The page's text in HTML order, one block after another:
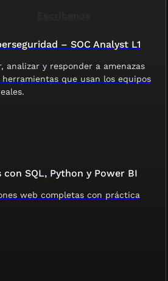
– SOC Analyst L1
analizar y responder a amenazas
que usan los equipos
SQL, Python y Power BI
web completas con práctica